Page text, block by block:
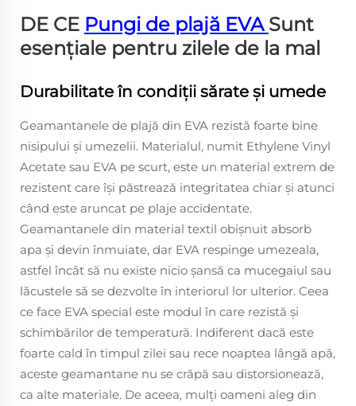
DE CE Pungi de plajă EVA Sunt
esențiale pentru zilele de la mal
Durabilitate în condiții sărate și umede
Geamantanele de plajă din EVA rezistă foarte bine
nisipului și umezelii. Materialul, numit Ethylene Vinyl
Acetate sau EVA pe scurt, este un material extrem de
rezistent care își păstrează integritatea chiar și atunci
când este aruncat pe plaje accidentate.
Geamantanele din material textil obișnuit absorb
apa și devin înmuiate, dar EVA respinge umezeala,
astfel încât să nu existe nicio șansă ca mucegaiul sau
lăcustele să se dezvolte în interiorul lor ulterior. Ceea
ce face EVA special este modul în care rezistă și
schimbărilor de temperatură. Indiferent dacă este
foarte cald în timpul zilei sau rece noaptea lângă apă,
aceste geamantane nu se crăpă sau distorsionează,
ca alte materiale. De aceea, mulți oameni aleg din